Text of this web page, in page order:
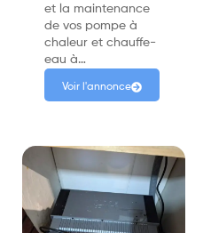
et la maintenance
de vos pompe à
chaleur et chauffe-
eau à…
Voir l'annonce